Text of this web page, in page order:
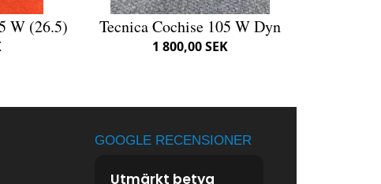
W (26.5) Tecnica Cochise 105 W Dyn
1 800,00 SEK
GOOGLE RECENSIONER
Utmärkt betyg